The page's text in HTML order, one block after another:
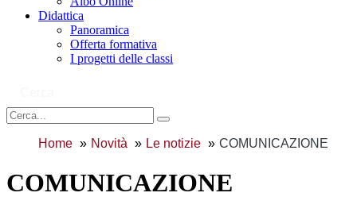
Didattica
Panoramica
Offerta formativa
I progetti delle classi
Home Novità Le notizie COMUNICAZIONE
COMUNICAZIONE